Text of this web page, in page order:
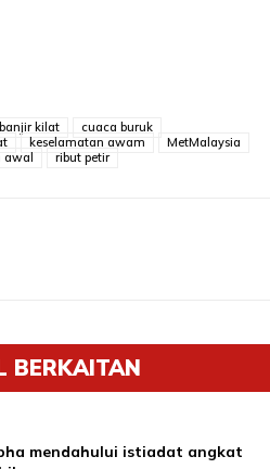
banjir kilat
cuaca buruk
keselamatan awam
MetMalaysia
awal ribut petir
BERKAITAN
mendahului istiadat angkat